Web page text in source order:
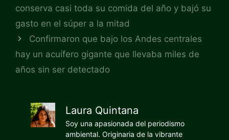
conserva casi toda su comida del año y bajó su
gasto en el súper a la mitad
Confirmaron que bajo los Andes centrales
hay un acuífero gigante que llevaba miles de
años sin ser detectado
Laura Quintana
Soy una apasionada del periodismo
ambiental. Originaria de la vibrante